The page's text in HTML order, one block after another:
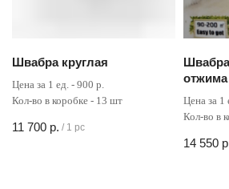
Швабра круглая
Цена за 1 ед. - 900 р.
Кол-во в коробке - 13 шт
11 700 р. / 1 pc
отжима
Цена за 1
Кол-во в
14 550